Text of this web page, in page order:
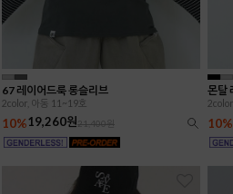
67 레이어드룩 롱슬리브
2color, 아동 11~19호
10%19,260원21,400원
몬탈
10%